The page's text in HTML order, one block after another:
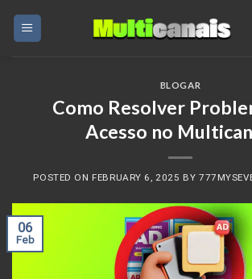
BLOGAR
Como Resolver
Acesso no
POSTED ON FEBRUARY 6, 2025 BY
06
Feb